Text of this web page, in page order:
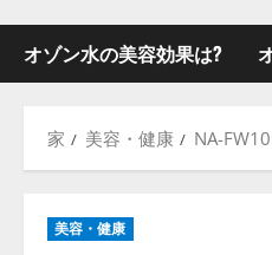
オゾン水の美容効果は?
家 美容・健康 NA-
美容・健康